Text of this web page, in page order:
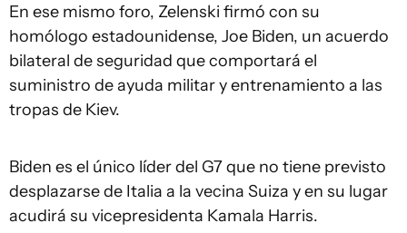
En ese mismo foro, Zelenski firmó con su
homólogo estadounidense, Joe Biden, un acuerdo
bilateral de seguridad que comportará el
suministro de ayuda militar y entrenamiento a las
tropas de Kiev.
Biden es el único líder del G7 que no tiene previsto
desplazarse de Italia a la vecina Suiza y en su lugar
acudirá su vicepresidenta Kamala Harris.